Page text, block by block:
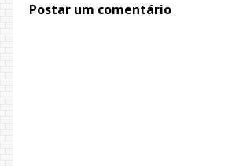
Postar um comentário